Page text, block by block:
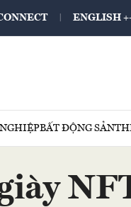
ENGLISH
BẤT ĐỘNG SẢN